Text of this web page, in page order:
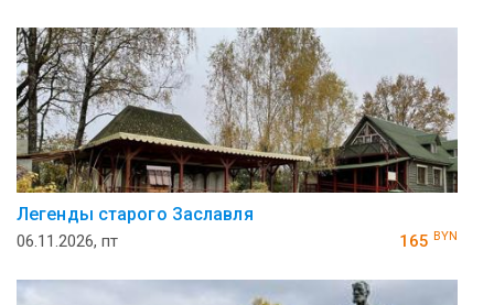
Легенды старого Заславля
06.11.2026, пт 165 BYN